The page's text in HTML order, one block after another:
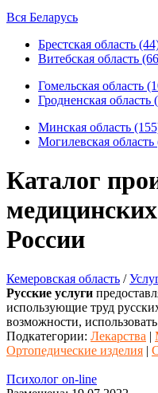
Вся Беларусь
Брестская область
Витебская область
Гомельская область
Гродненская область
Минская область
Могилевская область
Каталог
России
Кемеровская область /
Русские услуги
использующие труд
возможности,
Подкатегории: Лекарства |
Ортопедические изделия |
Психолог on-line